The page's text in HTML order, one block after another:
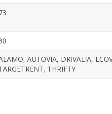
AUTOVIA, DRIVALIA,
THRIFTY